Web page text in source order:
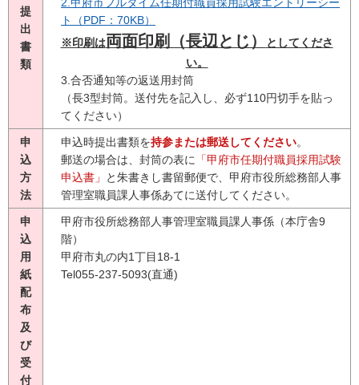
提
出
書
類
ト（PDF：70KB）
※印刷は両面印刷（長辺とじ）
としてくださ
い。
3.合否通知等の返送用封筒
（長3型封筒。送付先を記入し、必ず110円切手を貼っ
てください）
申
込
方
法
申込時提出書類を持参または郵送してください。
郵送の場合は、封筒の表に
「甲府市任期付職員採用試験
申込書」
と朱書きし書留郵便で、甲府市役所総務部人事
管理室職員課人事係あてに送付してください。
申
込
用
紙
配
布
及
び
受
付
甲府市役所総務部人事管理室職員課人事係（本庁舎9
階）
甲府市丸の内1丁目18-1
Tel055-237-5093(直通)